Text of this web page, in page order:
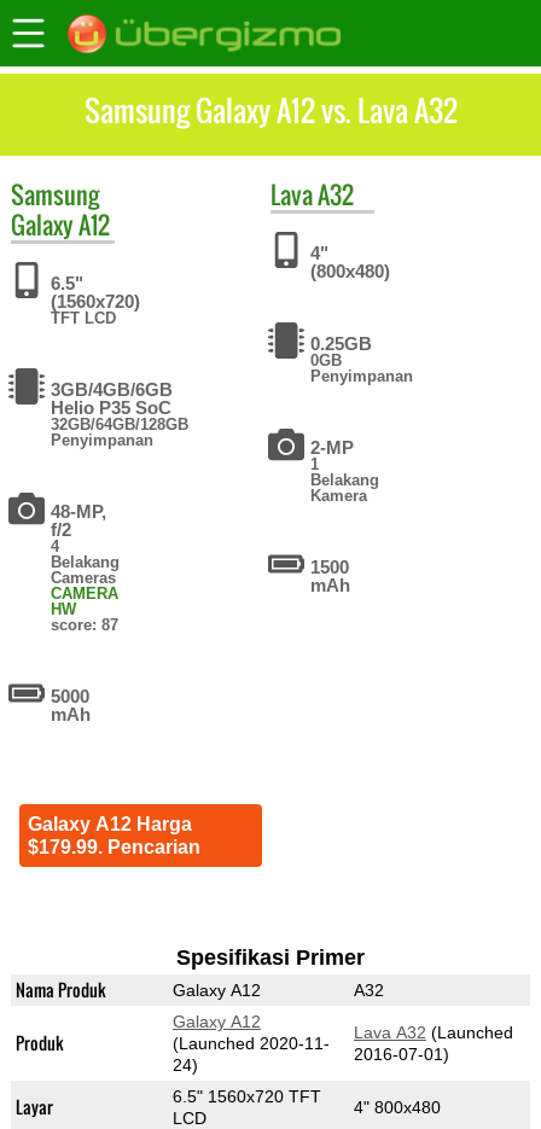
Samsung Galaxy A12 vs. Lava A32
Samsung
Galaxy A12
6.5"
(1560x720)
TFT LCD
3GB/4GB/6GB
Helio P35 SoC
32GB/64GB/128GB
Penyimpanan
48-MP,
f/2
4
Belakang
Cameras
CAMERA
HW
score: 87
5000
mAh
Galaxy A12 Harga
$179.99. Pencarian
LavaA32
4"
(800x480)
0.25GB
0GB
Penyimpanan
2-MP
1
Belakang
Kamera
1500
mAh
Spesifikasi Primer
Nama Produk Galaxy A12 A32
Produk
Galaxy A12
(Launched 2020-11-
24)
Lava A32 (Launched
2016-07-01)
Layar
6.5" 1560x720 TFT
LCD
4" 800x480